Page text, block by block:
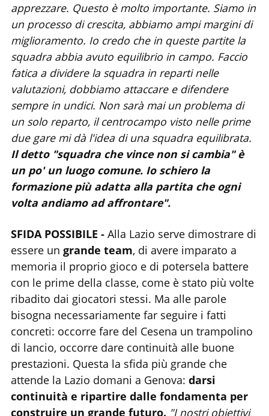
apprezzare. Questo è molto importante. Siamo in
un processo di crescita, abbiamo ampi margini di
miglioramento. Io credo che in queste partite la
squadra abbia avuto equilibrio in campo. Faccio
fatica a dividere la squadra in reparti nelle
valutazioni, dobbiamo attaccare e difendere
sempre in undici. Non sarà mai un problema di
un solo reparto, il centrocampo visto nelle prime
due gare mi dà l'idea di una squadra equilibrata.
Il detto "squadra che vince non si cambia" è
un po' un luogo comune. Io schiero la
formazione più adatta alla partita che ogni
volta andiamo ad affrontare".
SFIDA POSSIBILE -Alla Lazio serve dimostrare di
essere un grande team, di avere imparato a
memoria il proprio gioco e di potersela battere
con le prime della classe, come è stato più volte
ribadito dai giocatori stessi. Ma alle parole
bisogna necessariamente far seguire i fatti
concreti: occorre fare del Cesena un trampolino
di lancio, occorre dare continuità alle buone
prestazioni. Questa la sfida più grande che
attende la Lazio domani a Genova: darsi
continuità e ripartire dalle fondamenta per
construire un grande futuro. "I nostri obiettivi